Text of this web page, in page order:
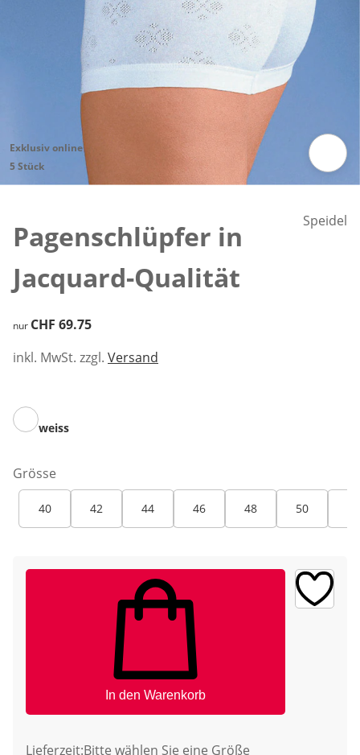
Exklusiv online
5 Stück
Pagenschlüpfer in
Jacquard-Qualität
CHF 69.75
nur CHF 69.75
inkl. MwSt. zzgl. Versand
Speidel
weiss
Grösse
40 42 44 46 48 50
In den Warenkorb
Lieferzeit:Bitte wählen Sie eine Größe